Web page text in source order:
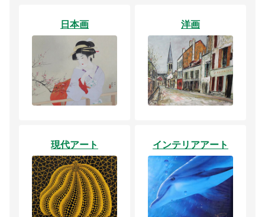
日本画 洋画
現代アート インテリアアート